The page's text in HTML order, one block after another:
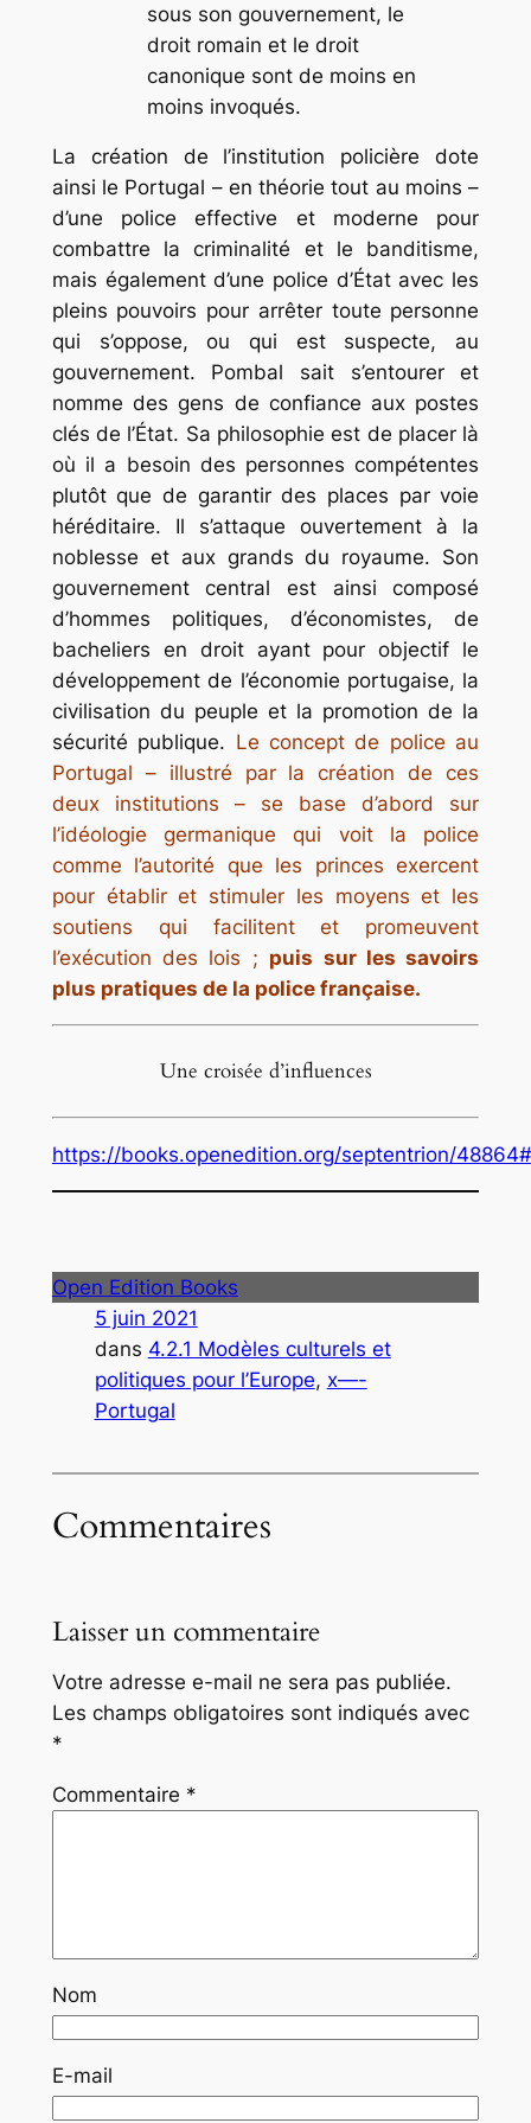
sous son gouvernement, le
droit romain et le droit
canonique sont de moins en
moins invoqués.
La création de l’institution policière dote
ainsi le Portugal – en théorie tout au moins –
d’une police effective et moderne pour
combattre la criminalité et le banditisme,
mais également d’une police d’État avec les
pleins pouvoirs pour arrêter toute personne
qui s’oppose, ou qui est suspecte, au
gouvernement. Pombal sait s’entourer et
nomme des gens de confiance aux postes
clés de l’État. Sa philosophie est de placer là
où il a besoin des personnes compétentes
plutôt que de garantir des places par voie
héréditaire. Il s’attaque ouvertement à la
noblesse et aux grands du royaume. Son
gouvernement central est ainsi composé
d’hommes politiques, d’économistes, de
bacheliers en droit ayant pour objectif le
développement de l’économie portugaise, la
civilisation du peuple et la promotion de la
sécurité publique. Le concept de police au
Portugal – illustré par la création de ces
deux institutions – se base d’abord sur
l’idéologie germanique qui voit la police
comme l’autorité que les princes exercent
pour établir et stimuler les moyens et les
soutiens qui facilitent et promeuvent
l’exécution des lois ; puis sur les savoirs
plus pratiques de la police française.
Une croisée d’influences
https://books.openedition.org/septentrion/
Open Edition Books
5 juin 2021
dans 4.2.1 Modèles culturels et
politiques pour l’Europe, x—-
Portugal
Commentaires
Laisser un commentaire
Votre adresse e-mail ne sera pas publiée.
Les champs obligatoires sont indiqués avec
*
Commentaire *
Nom
E-mail